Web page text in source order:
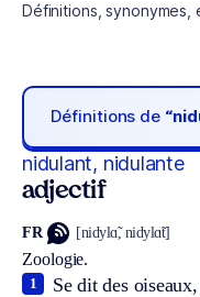
Définitions, synonymes,
Définitions de
nidulant, nidulante
adjectif
FR [nidylɑ̃, nidylɑ̃t]
Zoologie.
Se dit des
1